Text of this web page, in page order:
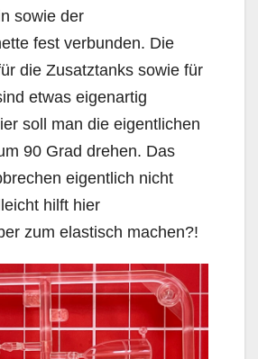
sowie der
fest verbunden. Die
die Zusatztanks sowie für
etwas eigenartig
soll man die eigentlichen
90 Grad drehen. Das
eigentlich nicht
hilft hier
zum elastisch machen?!